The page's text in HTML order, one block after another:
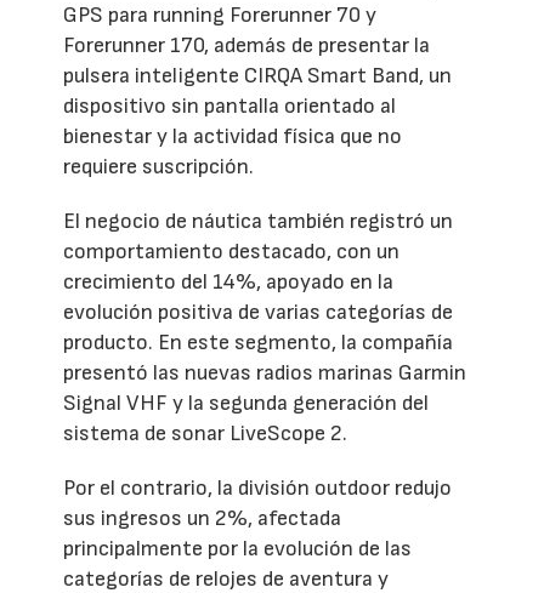
GPS para running Forerunner 70 y
Forerunner 170, además de presentar la
pulsera inteligente CIRQA Smart Band, un
dispositivo sin pantalla orientado al
bienestar y la actividad física que no
requiere suscripción.
El negocio de náutica también registró un
comportamiento destacado, con un
crecimiento del 14%, apoyado en la
evolución positiva de varias categorías de
producto. En este segmento, la compañía
presentó las nuevas radios marinas Garmin
Signal VHF y la segunda generación del
sistema de sonar LiveScope 2.
Por el contrario, la división outdoor redujo
sus ingresos un 2%, afectada
principalmente por la evolución de las
categorías de relojes de aventura y